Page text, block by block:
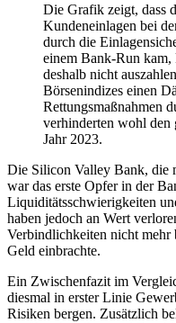
Die Grafik zeigt, dass
Kundeneinlagen bei
durch die
einem Bank-Run
deshalb nicht
Börsenindizes einen
Rettungsmaßnahmen
verhinderten wohl den
Jahr 2023.
Die Silicon Valley Bank, die
war das erste Opfer in der
Liquiditätsschwierigkeiten
haben jedoch an Wert
Verbindlichkeiten nicht
Geld einbrachte.
Ein Zwischenfazit im
diesmal in erster Linie
Risiken bergen. Zusätzlich